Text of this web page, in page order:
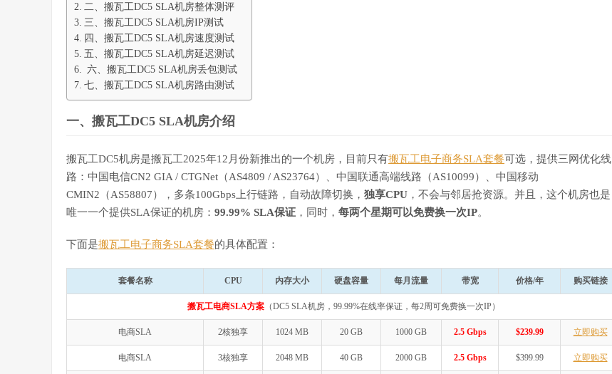
二、搬瓦工DC5 SLA机房整体测评
三、搬瓦工DC5 SLA机房IP测试
四、搬瓦工DC5 SLA机房速度测试
五、搬瓦工DC5 SLA机房延迟测试
六、搬瓦工DC5 SLA机房丢包测试
七、搬瓦工DC5 SLA机房路由测试
一、搬瓦工DC5 SLA机房介绍
搬瓦工DC5机房是搬瓦工2025年12月份新推出的一个机房，目前只有搬瓦工电子商务SLA套餐可选，提供三网优化线
路：中国电信CN2 GIA / CTGNet（AS4809 / AS23764）、中国联通高端线路（AS10099）、中国移动
CMIN2（AS58807），多条100Gbps上行链路，自动故障切换， 独享CPU ，不会与邻居抢资源。并且，这个机房也是
唯一一个提供SLA保证的机房： 99.99% SLA保证 ，同时， 每两个星期可以免费换一次IP。
下面是搬瓦工电子商务SLA套餐的具体配置：
套餐名称 CPU 内存大小 硬盘容量 每月流量 带宽 价格/年 购买链接
搬瓦工电商SLA方案（DC5 SLA机房，99.99%在线率保证，每2周可免费换一次IP）
电商SLA 2核独享 1024 MB 20 GB 1000 GB 2.5 Gbps $239.99 立即购买
电商SLA 3核独享 2048 MB 40 GB 2000 GB 2.5 Gbps $399.99 立即购买